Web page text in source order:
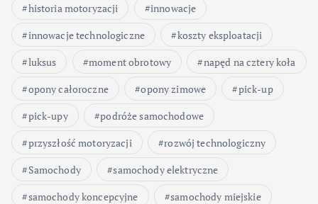
historia motoryzacji
innowacje
innowacje technologiczne
koszty eksploatacji
luksus
moment obrotowy
napęd na cztery koła
opony całoroczne
opony zimowe
pick-up
pick-upy
podróże samochodowe
przyszłość motoryzacji
rozwój technologiczny
Samochody
samochody elektryczne
samochody koncepcyjne
samochody miejskie